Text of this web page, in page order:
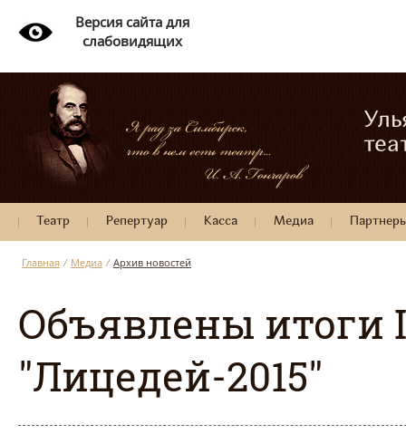
Версия сайта для
слабовидящих
Театр Репертуар Касса Медиа
Главная / Медиа / Архив новостей
Объявлены итоги
"Лицедей-2015"